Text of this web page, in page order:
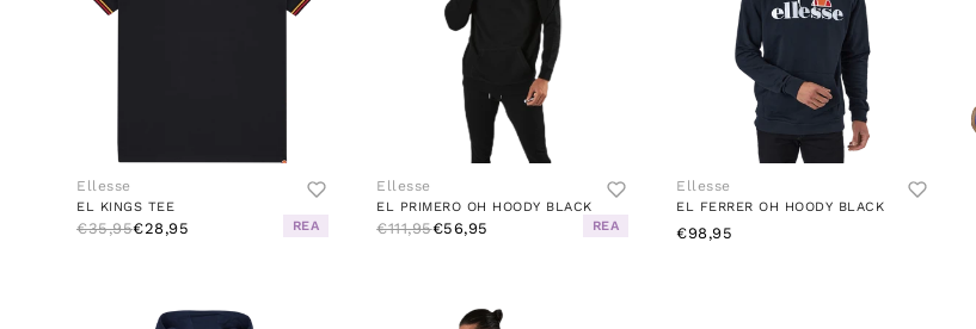
Ellesse
EL KINGS TEE
€35,95€28,95 REA
Ellesse
EL PRIMERO OH HOODY BLACK
€111,95€56,95 REA
Ellesse
EL FERRER OH HOODY BLACK
€98,95